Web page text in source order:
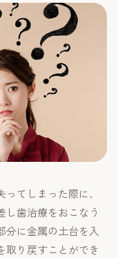
てしまった際に、
歯治療をおこなう
分に金属の土台を入
取り戻すことができ